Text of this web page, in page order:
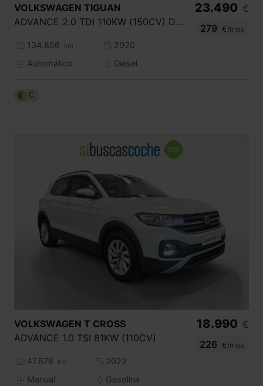
VOLKSWAGEN TIGUAN
ADVANCE 2.0 TDI 110KW (150CV) DSG
134.856 km
2020
Automático
Diésel
23.490 €
279
€/mes
C
VOLKSWAGEN T CROSS
ADVANCE 1.0 TSI 81KW (110CV)
47.878 km
2022
Manual
Gasolina
18.990 €
226
€/mes